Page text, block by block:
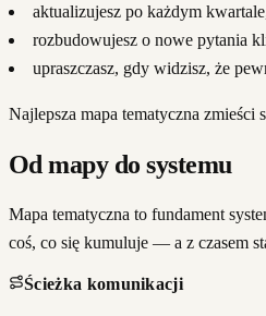
aktualizujesz po każdym
rozbudowujesz o nowe pytania
upraszczasz, gdy widzisz, że
Najlepsza mapa tematyczna
Od mapy do systemu
Mapa tematyczna to fundament
coś, co się kumuluje — a z czasem
Ścieżka komunikacji